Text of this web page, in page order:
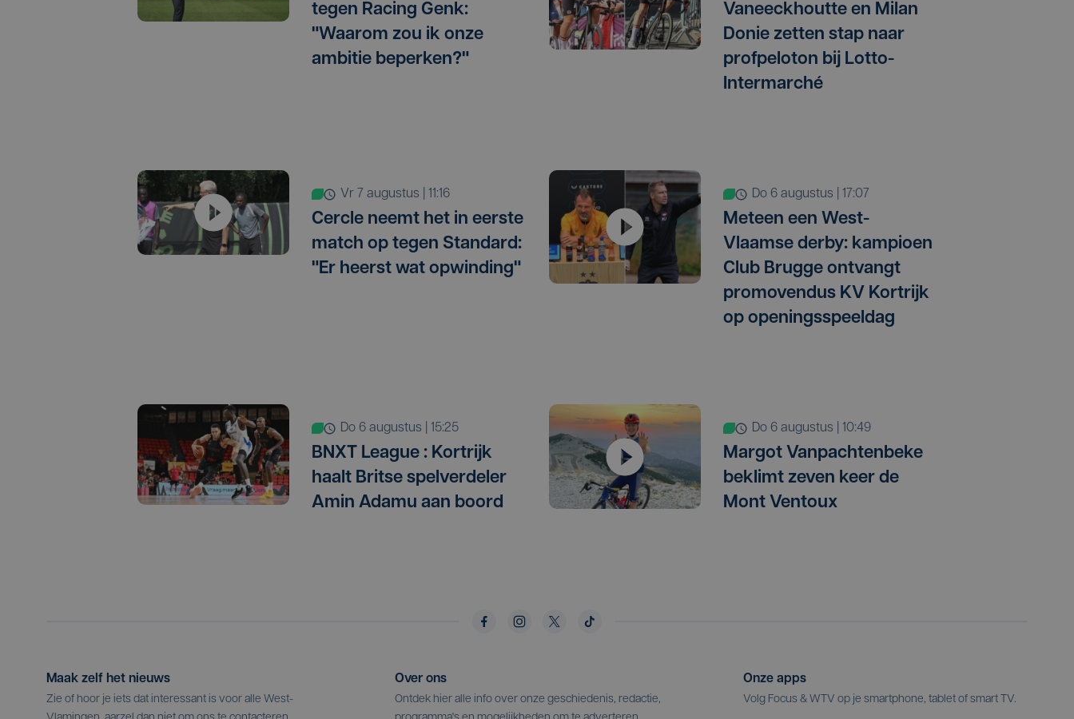
tegen Racing Genk:
"Waarom zou ik onze
ambitie beperken?"
Vaneeckhoutte en Milan
Donie zetten stap naar
profpeloton bij Lotto-
Intermarché
vr 7 augustus | 11:16
Cercle neemt het in eerste
match op tegen Standard:
"Er heerst wat opwinding"
do 6 augustus | 17:07
Meteen een West-
Vlaamse derby: kampioen
Club Brugge ontvangt
promovendus KV Kortrijk
op openingsspeeldag
do 6 augustus | 15:25
BNXT League : Kortrijk
haalt Britse spelverdeler
Amin Adamu aan boord
do 6 augustus | 10:49
Margot Vanpachtenbeke
beklimt zeven keer de
Mont Ventoux
Maak zelf het nieuws
Zie of hoor je iets dat interessant is voor alle West-
Over ons
Ontdek hier alle info over onze geschiedenis, redactie,
Onze apps
Volg Focus & WTV op je smartphone, tablet of smart TV.